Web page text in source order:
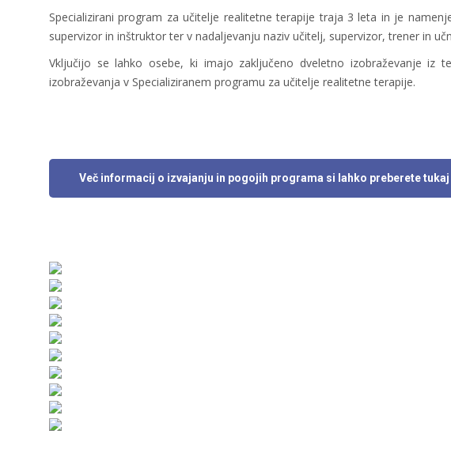
Specializirani program za učitelje realitetne terapije traja 3 leta in je
supervizor in inštruktor ter v nadaljevanju naziv učitelj, supervizor, trener in
Vključijo se lahko osebe, ki imajo zaključeno dveletno izobraževanje iz
izobraževanja v Specializiranem programu za učitelje realitetne terapije.
Več informacij o izvajanju in pogojih programa si lahko preberete tukaj